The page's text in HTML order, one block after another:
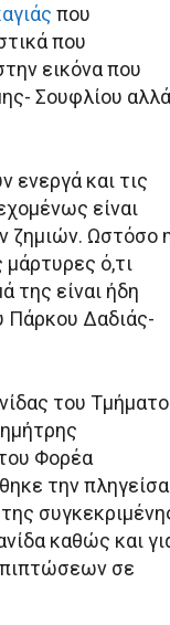
που
που
εικόνα που
Σουφλίου αλλά
ενεργά και τις
είναι
ζημιών. Ωστόσο
ό,τι
της είναι ήδη
Πάρκου Δαδιάς-
του
Φορέα
την πληγείσα
καθώς και
σε